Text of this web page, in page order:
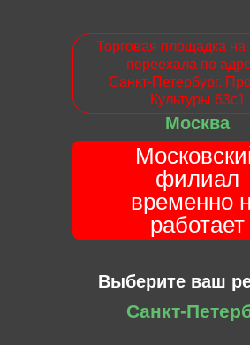
Торговая площадка
переехала по
Санкт-Петербург.
Культуры 63с1
Москва
филиал
временно
работает
Выберите ваш